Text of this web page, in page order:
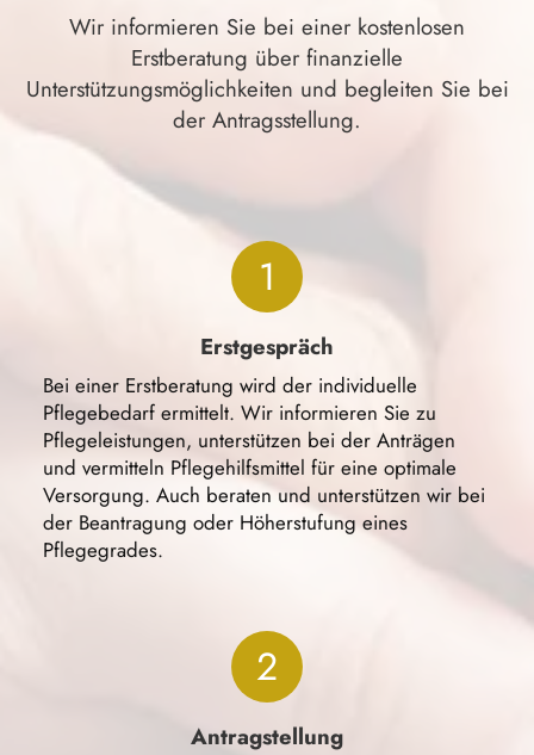
Wir informieren Sie bei einer kostenlosen
Erstberatung über finanzielle
Unterstützungsmöglichkeiten und begleiten Sie bei
der Antragsstellung.
1
Erstgespräch
Bei einer Erstberatung wird der individuelle
Pflegebedarf ermittelt. Wir informieren Sie zu
Pflegeleistungen, unterstützen bei der Anträgen
und vermitteln Pflegehilfsmittel für eine optimale
Versorgung. Auch beraten und unterstützen wir bei
der Beantragung oder Höherstufung eines
Pflegegrades.
2
Antragstellung